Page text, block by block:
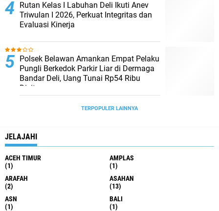
Rutan Kelas I Labuhan Deli Ikuti Anev
Triwulan I 2026, Perkuat Integritas dan
Evaluasi Kinerja
Polsek Belawan Amankan Empat Pelaku
Pungli Berkedok Parkir Liar di Dermaga
Bandar Deli, Uang Tunai Rp54 Ribu
Disita
TERPOPULER LAINNYA
JELAJAHI
ACEH TIMUR
(1)
AMPLAS
(1)
ARAFAH
(2)
ASAHAN
(13)
ASN
(1)
BALI
(1)